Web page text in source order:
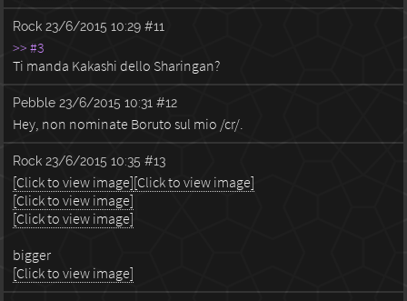
Rock 23/6/2015 10:29 #11
>> #3
Ti manda Kakashi dello Sharingan?
Pebble 23/6/2015 10:31 #12
Hey, non nominate Boruto sul mio /cr/.
Rock 23/6/2015 10:35 #13
[Click to view image][Click to view image]
[Click to view image]
[Click to view image]
bigger
[Click to view image]